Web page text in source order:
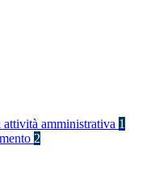
attività amministrativa 1
2